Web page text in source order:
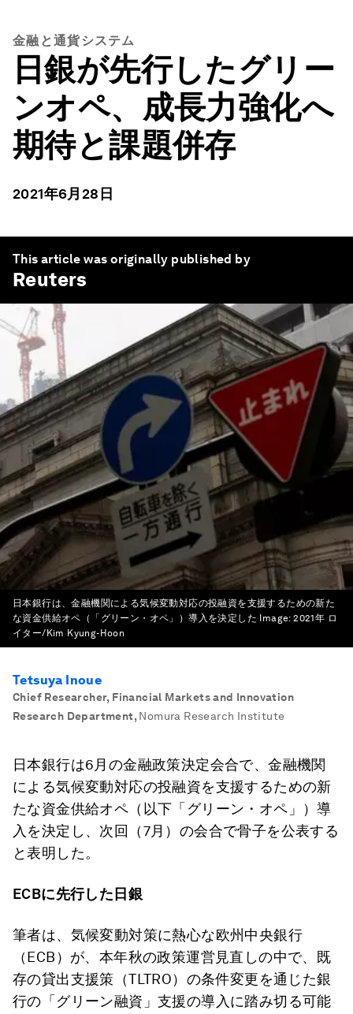
金融と通貨システム
日銀が先行したグリー
ンオペ、成長力強化へ
期待と課題併存
2021年6月28日
This article was originally published by
Reuters
日本銀行は、金融機関による気候変動対応の投融資を支援するための新た
な資金供給オペ（「グリーン・オペ」）導入を決定した
Image:2021年 ロ
イター/Kim Kyung-Hoon
Tetsuya Inoue
Chief Researcher, Financial Markets and Innovation
Research Department, Nomura Research Institute
日本銀行は6月の金融政策決定会合で、金融機関
による気候変動対応の投融資を支援するための新
たな資金供給オペ（以下「グリーン・オペ」）導
入を決定し、次回（7月）の会合で骨子を公表する
と表明した。
ECBに先行した日銀
筆者は、気候変動対策に熱心な欧州中央銀行
（ECB）が、本年秋の政策運営見直しの中で、既
存の貸出支援策（TLTRO）の条件変更を通じた銀
行の「グリーン融資」支援の導入に踏み切る可能